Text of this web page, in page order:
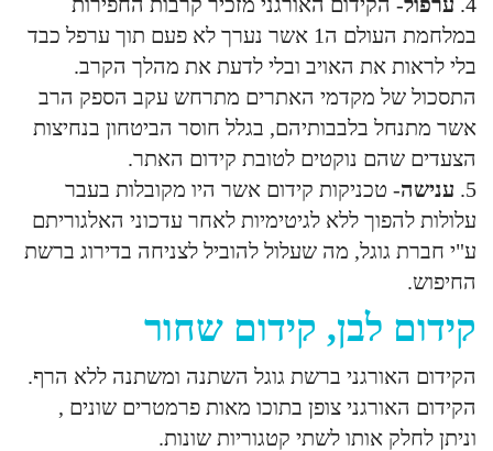
במלחמת העולם ה1 אשר נערך לא פעם תוך ערפל כבד
בלי לראות את האויב ובלי לדעת את מהלך הקרב.
התסכול של מקדמי האתרים מתרחש עקב הספק הרב
אשר מתנחל בלבבותיהם, בגלל חוסר הביטחון בנחיצות
הצעדים שהם נוקטים לטובת קידום האתר.
5. ענישה- טכניקות קידום אשר היו מקובלות בעבר
עלולות להפוך ללא לגיטימיות לאחר עדכוני האלגוריתם
ע"י חברת גוגל, מה שעלול להוביל לצניחה בדירוג ברשת
החיפוש.
קידום לבן, קידום שחור
הקידום האורגני ברשת גוגל השתנה ומשתנה ללא הרף.
הקידום האורגני צופן בתוכו מאות פרמטרים שונים ,
וניתן לחלק אותו לשתי קטגוריות שונות.